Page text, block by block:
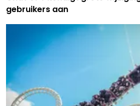
gebruikers aan